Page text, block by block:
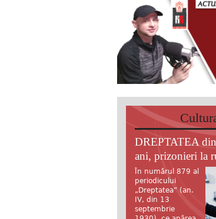
DREPTATEA
ani, prizonieri la
În numărul 879 al
periodicului
„Dreptatea” (an.
IV, din 13
septembrie